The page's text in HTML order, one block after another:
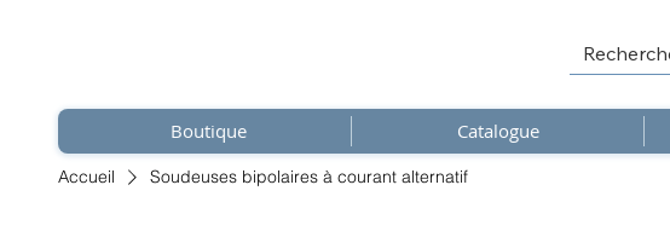
Boutique Catalogue
Accueil Soudeuses bipolaires à courant alternatif